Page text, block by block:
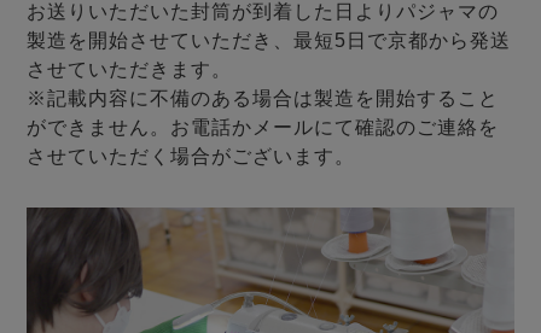
お送りいただいた封筒が到着した日よりパジャマの
製造を開始させていただき、最短5日で京都から発送
させていただきます。
※記載内容に不備のある場合は製造を開始すること
ができません。お電話かメールにて確認のご連絡を
させていただく場合がございます。